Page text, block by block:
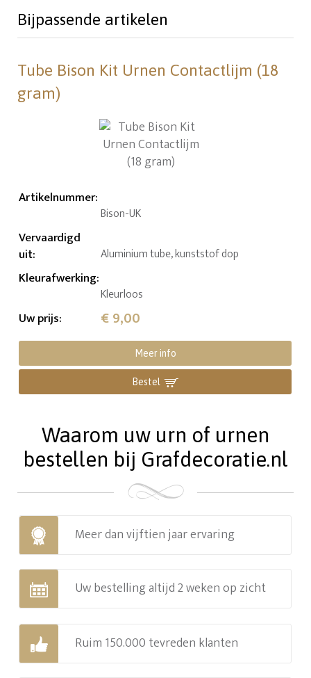
Bijpassende artikelen
Tube Bison Kit Urnen Contactlijm (18
gram)
Artikelnummer:
Bison-UK
Vervaardigd
uit: Aluminium tube, kunststof dop
Kleurafwerking:
Kleurloos
Uw prijs: € 9,00
Meer info
Bestel
Waarom uw urn of urnen
bestellen bij Grafdecoratie.nl
Meer dan vijftien jaar ervaring
Uw bestelling altijd 2 weken op zicht
Ruim 150.000 tevreden klanten